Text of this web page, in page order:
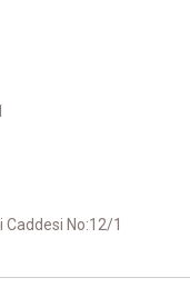
Caddesi No:12/1